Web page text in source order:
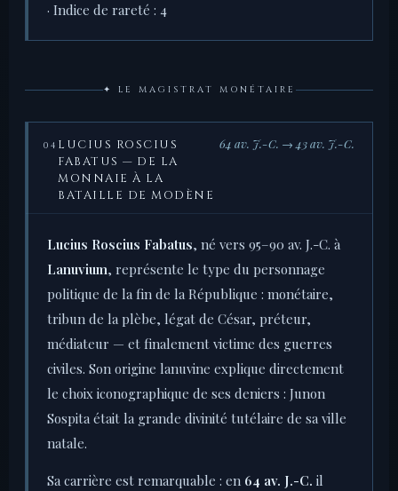
· Indice de rareté : 4
✦ LE MAGISTRAT MONÉTAIRE
04 LUCIUS ROSCIUS
FABATUS — DE LA
MONNAIE À LA
BATAILLE DE MODÈNE
64 av. J.-C. → 43 av. J.-C.
Lucius Roscius Fabatus, né vers 95–90 av. J.-C. à
Lanuvium, représente le type du personnage
politique de la fin de la République : monétaire,
tribun de la plèbe, légat de César, préteur,
médiateur — et finalement victime des guerres
civiles. Son origine lanuvine explique directement
le choix iconographique de ses deniers : Junon
Sospita était la grande divinité tutélaire de sa ville
natale.
Sa carrière est remarquable : en 64 av. J.-C. il